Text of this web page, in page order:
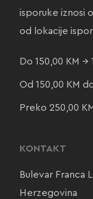
isporuke iznosi
od lokacije
Do 150,00 KM →
Od 150,00 KM
Preko 250,00
KONTAKT
Bulevar Franca
Herzegovina